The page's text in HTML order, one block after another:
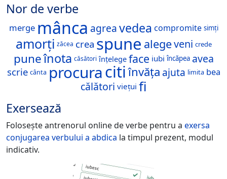
Nor de verbe
merge mânca agreavedea compromite simți
amorți zăcea crea spune alegeveni crede
puneînota căsători înțelege face iubi încăpea avea
scrie cânta procuracitiînvăța ajuta limita bea
călători viețui fi
Exersează
Folosește antrenorul online de verbe pentru a exersa
conjugarea verbului a abdica la timpul prezent, modul
indicativ.